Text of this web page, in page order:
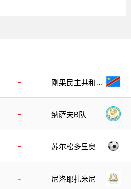
-
刚果民主共和国
- 纳萨夫B队
- 苏尔松多里奥
- 尼洛耶扎米尼